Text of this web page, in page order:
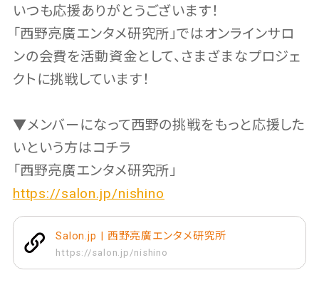
いつも応援ありがとうございます！
「西野亮廣エンタメ研究所」ではオンラインサロ
ンの会費を活動資金として、さまざまなプロジェ
クトに挑戦しています！
▼メンバーになって西野の挑戦をもっと応援した
いという方はコチラ
「西野亮廣エンタメ研究所」
https://salon.jp/nishino
Salon.jp | 西野亮廣エンタメ研究所
https://salon.jp/nishino